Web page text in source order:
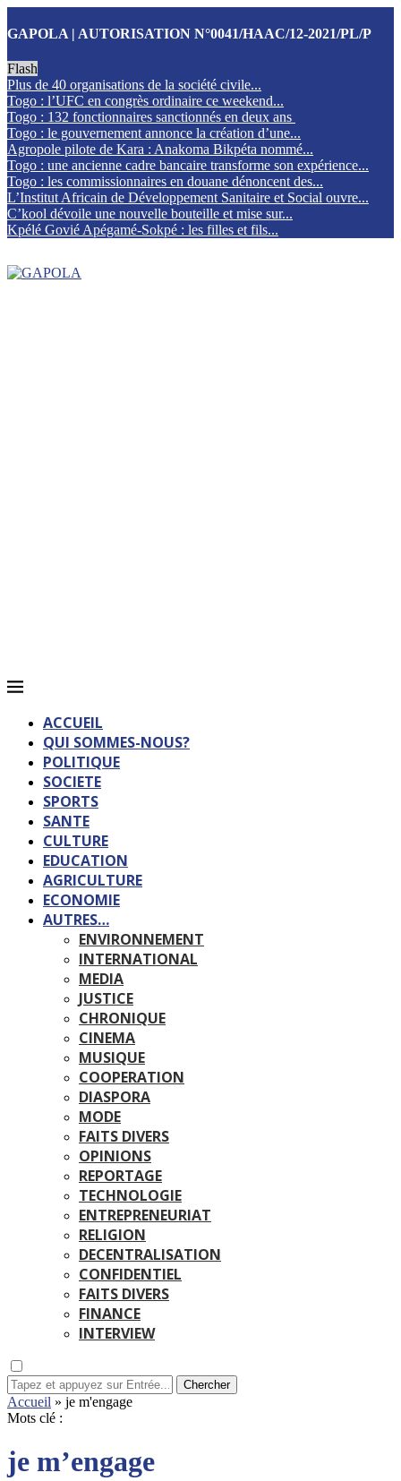
GAPOLA | AUTORISATION N°0041/HAAC/12-2021/PL/P
Flash
Plus de 40 organisations de la société civile...
Togo : l’UFC en congrès ordinaire ce weekend...
Togo : 132 fonctionnaires sanctionnés en deux ans
Togo : le gouvernement annonce la création d’une...
Agropole pilote de Kara : Anakoma Bikpéta nommé...
Togo : une ancienne cadre bancaire transforme son expérience...
Togo : les commissionnaires en douane dénoncent des...
L’Institut Africain de Développement Sanitaire et Social ouvre...
C’kool dévoile une nouvelle bouteille et mise sur...
Kpélé Govié Apégamé-Sokpé : les filles et fils...
ACCUEIL
QUI SOMMES-NOUS?
POLITIQUE
SOCIETE
SPORTS
SANTE
CULTURE
EDUCATION
AGRICULTURE
ECONOMIE
AUTRES…
ENVIRONNEMENT
INTERNATIONAL
MEDIA
JUSTICE
CHRONIQUE
CINEMA
MUSIQUE
COOPERATION
DIASPORA
MODE
FAITS DIVERS
OPINIONS
REPORTAGE
TECHNOLOGIE
ENTREPRENEURIAT
RELIGION
DECENTRALISATION
CONFIDENTIEL
FAITS DIVERS
FINANCE
INTERVIEW
Chercher
Accueil » je m'engage
Mots clé :
je m’engage